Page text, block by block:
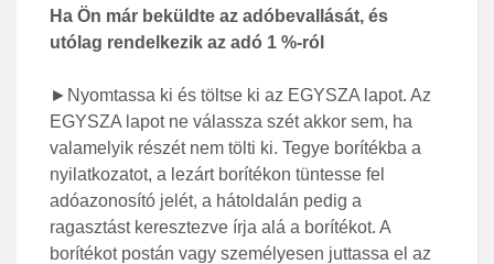
Ha Ön már beküldte az adóbevallását, és
utólag rendelkezik az adó 1 %-ról
►Nyomtassa ki és töltse ki az EGYSZA lapot. Az
EGYSZA lapot ne válassza szét akkor sem, ha
valamelyik részét nem tölti ki. Tegye borítékba a
nyilatkozatot, a lezárt borítékon tüntesse fel
adóazonosító jelét, a hátoldalán pedig a
ragasztást keresztezve írja alá a borítékot. A
borítékot postán vagy személyesen juttassa el az